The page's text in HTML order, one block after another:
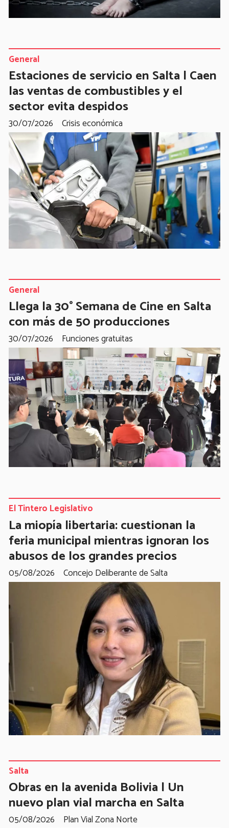
Estaciones de servicio en Salta | Caen
las ventas de combustibles y el
sector evita despidos
Crisis económica
General
30/07/2026
Llega la 30° Semana de Cine en Salta
con más de 50 producciones
Funciones gratuitas
General
30/07/2026
La miopía libertaria: cuestionan la
feria municipal mientras ignoran los
abusos de los grandes precios
Concejo Deliberante de Salta
El Tintero Legislativo
05/08/2026
Obras en la avenida Bolivia | Un
nuevo plan vial marcha en Salta
Plan Vial Zona Norte
Salta
05/08/2026